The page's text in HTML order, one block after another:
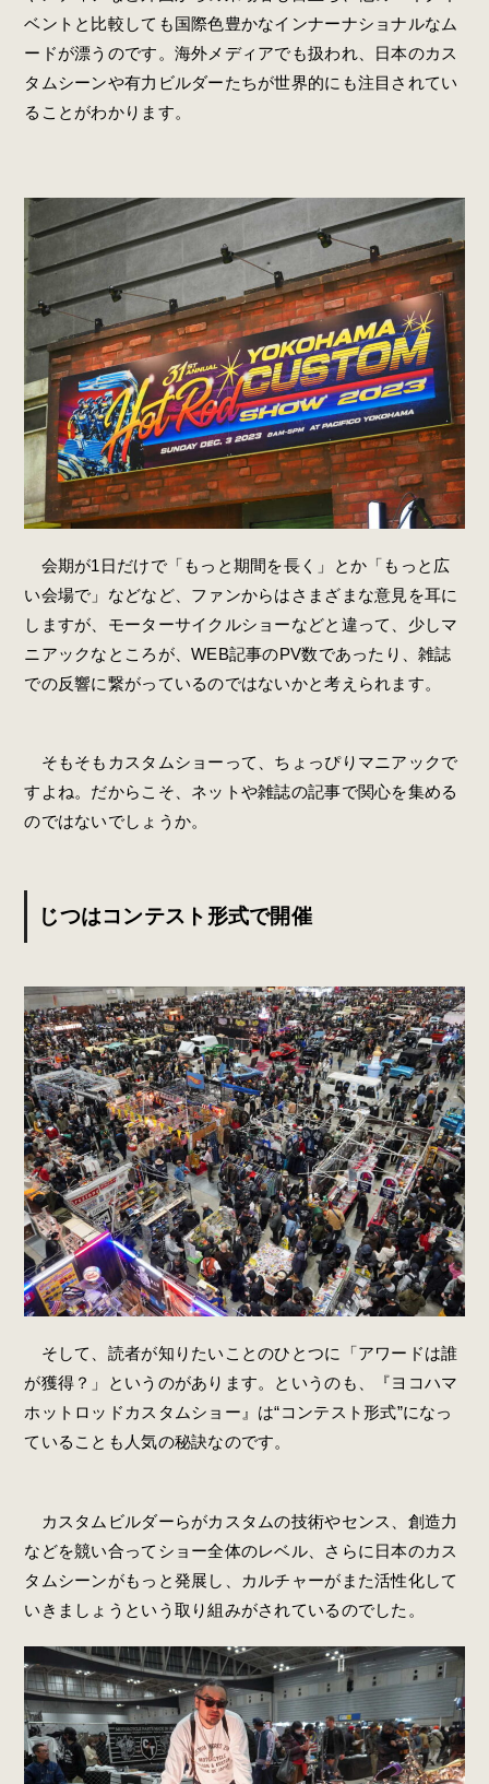
ベントと比較しても国際色豊かなインナーナショナルなム
ードが漂うのです。海外メディアでも扱われ、日本のカス
タムシーンや有力ビルダーたちが世界的にも注目されてい
ることがわかります。
会期が1日だけで「もっと期間を長く」とか「もっと広
い会場で」などなど、ファンからはさまざまな意見を耳に
しますが、モーターサイクルショーなどと違って、少しマ
ニアックなところが、WEB記事のPV数であったり、雑誌
での反響に繋がっているのではないかと考えられます。
そもそもカスタムショーって、ちょっぴりマニアックで
すよね。だからこそ、ネットや雑誌の記事で関心を集める
のではないでしょうか。
じつはコンテスト形式で開催
そして、読者が知りたいことのひとつに「アワードは誰
が獲得？」というのがあります。というのも、『ヨコハマ
ホットロッドカスタムショー』は“コンテスト形式”になっ
ていることも人気の秘訣なのです。
カスタムビルダーらがカスタムの技術やセンス、創造力
などを競い合ってショー全体のレベル、さらに日本のカス
タムシーンがもっと発展し、カルチャーがまた活性化して
いきましょうという取り組みがされているのでした。